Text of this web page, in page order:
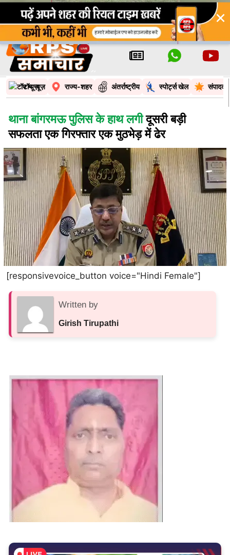
×
टॉप न्यूज़ राज्य-शहर अंतर्राष्ट्रीय स्पोर्ट्स खेल
थाना बांगरमऊ पुलिस के हाथ लगीदूसरी बड़ी
सफलता एक गिरफ्तार एक मुठभेड़ में ढेर
[responsivevoice_button voice="Hindi Female"]
Written by
Girish Tirupathi